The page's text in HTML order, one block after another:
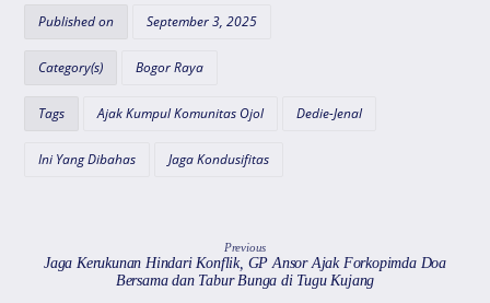
s
A
p
e
o
o
k
gr
a
l
s
Published on September 3, 2025
Category(s) Bogor Raya
Tags Ajak Kumpul Komunitas Ojol Dedie-Jenal
Ini Yang Dibahas Jaga Kondusifitas
Previous
Jaga Kerukunan Hindari Konflik, GP Ansor Ajak Forkopimda Doa
Bersama dan Tabur Bunga di Tugu Kujang